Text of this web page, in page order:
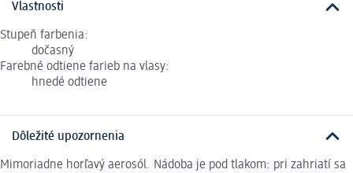
Vlastnosti
Stupeň farbenia:
dočasný
Farebné odtiene farieb na vlasy:
hnedé odtiene
Dôležité upozornenia
Mimoriadne horľavý aerosól. Nádoba je pod tlakom: pri zahriatí sa